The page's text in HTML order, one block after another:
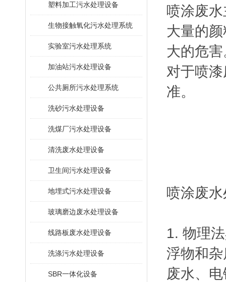
塑料加工污水处理设备
生物接触氧化污水处理系统
​实验室污水处理系统
加油站污水处理设备
公共厕所污水处理系统
洗砂污水处理设备
洗煤厂污水处理设备
清洗废水处理设备
卫生间污水处理设备
地埋式污水处理设备
玻璃磨边废水处理设备
线路板废水处理设备
洗涤污水处理设备
SBR一体化设备
喷涂废
大量的
大的危
对于喷
准。
喷涂废
1. 物理
浮物和
废水、